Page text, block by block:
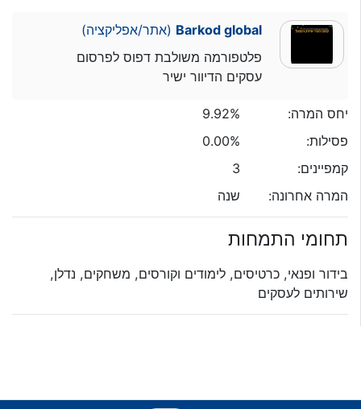
Barkod global (אתר/אפליקציה)
פלטפורמה משולבת דפוס לפרסום
עסקים הדיוור ישיר
יחס המרה:
9.92%
פסילות:
0.00%
קמפיינים:
3
המרה אחרונה:
שנה
תחומי התמחות
בידור ופנאי, כרטיסים, לימודים וקורסים, משחקים, נדלן,
שירותים לעסקים